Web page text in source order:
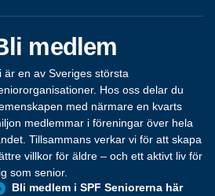
medlem
är en av Sveriges största
Hos oss delar du
med närmare en kvarts
medlemmar i föreningar över hela
Tillsammans verkar vi för att skapa
villkor för äldre – och ett aktivt liv för
som senior.
Bli medlem i SPF Seniorerna här